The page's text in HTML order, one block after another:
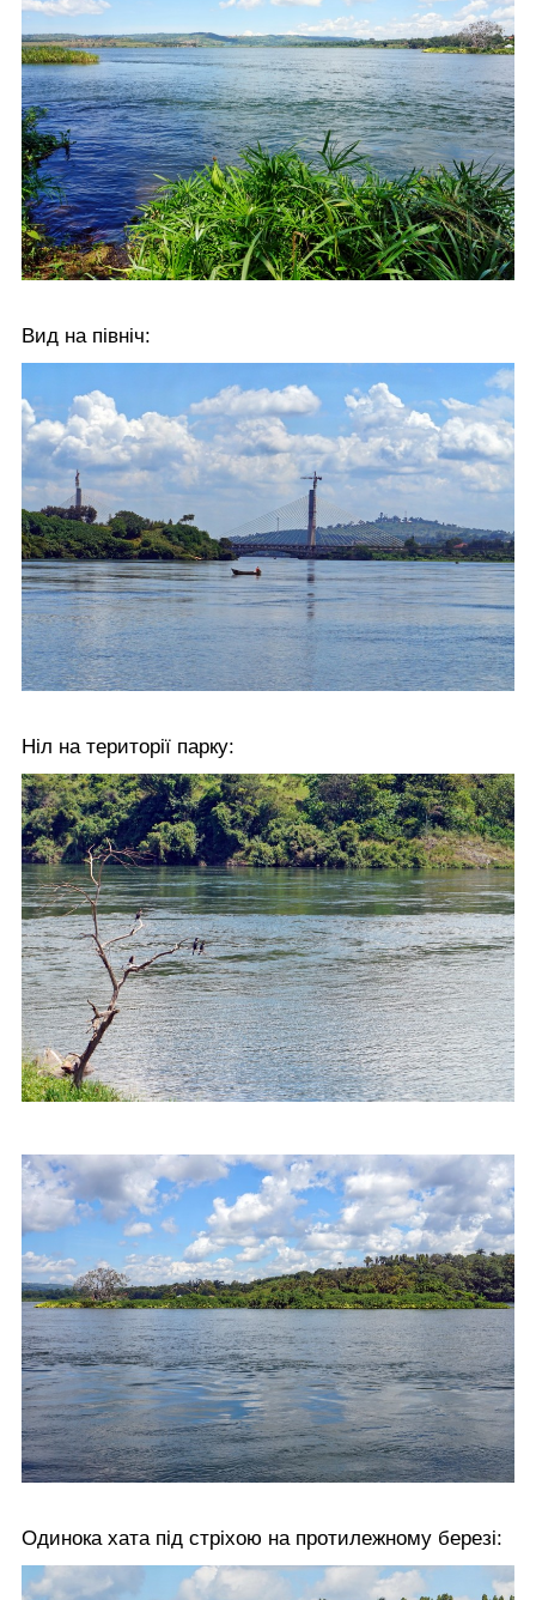
Вид на північ:
Ніл на території парку:
Одинока хата під стріхою на протилежному березі: